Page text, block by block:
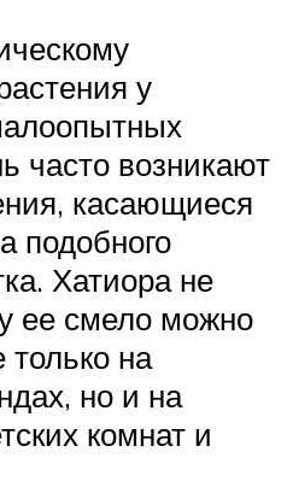
у
часто возникают
касающиеся
подобного
Хатиора не
ее смело можно
на
но и на
комнат и